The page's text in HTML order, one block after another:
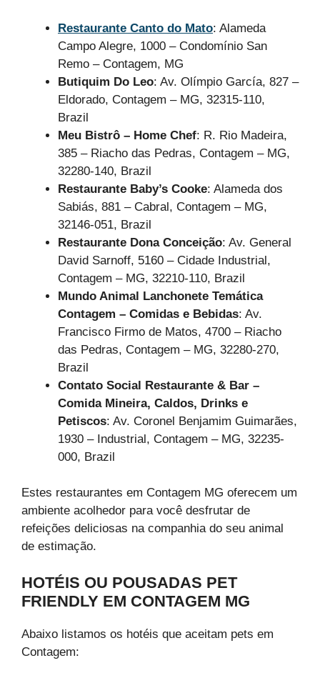
Restaurante Canto do Mato: Alameda
Campo Alegre, 1000 – Condomínio San
Remo – Contagem, MG
Butiquim Do Leo: Av. Olímpio García, 827 –
Eldorado, Contagem – MG, 32315-110,
Brazil
Meu Bistrô – Home Chef: R. Rio Madeira,
385 – Riacho das Pedras, Contagem – MG,
32280-140, Brazil
Restaurante Baby’s Cooke: Alameda dos
Sabiás, 881 – Cabral, Contagem – MG,
32146-051, Brazil
Restaurante Dona Conceição: Av. General
David Sarnoff, 5160 – Cidade Industrial,
Contagem – MG, 32210-110, Brazil
Mundo Animal Lanchonete Temática
Contagem – Comidas e Bebidas: Av.
Francisco Firmo de Matos, 4700 – Riacho
das Pedras, Contagem – MG, 32280-270,
Brazil
Contato Social Restaurante & Bar –
Comida Mineira, Caldos, Drinks e
Petiscos: Av. Coronel Benjamim Guimarães,
1930 – Industrial, Contagem – MG, 32235-
000, Brazil
Estes restaurantes em Contagem MG oferecem um
ambiente acolhedor para você desfrutar de
refeições deliciosas na companhia do seu animal
de estimação.
HOTÉIS OU POUSADAS PET
FRIENDLY EM CONTAGEM MG
Abaixo listamos os hotéis que aceitam pets em
Contagem: